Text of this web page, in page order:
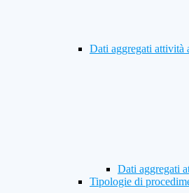
Dati aggregati attività
Dati aggregati
Tipologie di